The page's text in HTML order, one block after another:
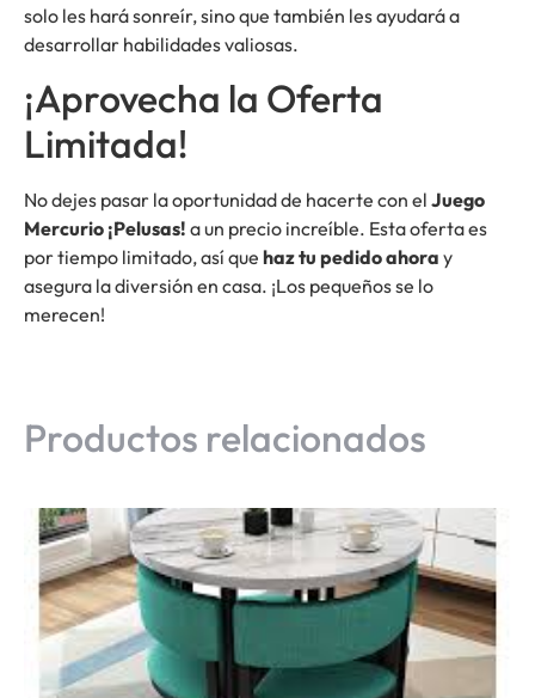
solo les hará sonreír, sino que también les ayudará a
desarrollar habilidades valiosas.
¡Aprovecha la Oferta
Limitada!
No dejes pasar la oportunidad de hacerte con el Juego
Mercurio ¡Pelusas! a un precio increíble. Esta oferta es
por tiempo limitado, así que haz tu pedido ahora y
asegura la diversión en casa. ¡Los pequeños se lo
merecen!
Productos relacionados